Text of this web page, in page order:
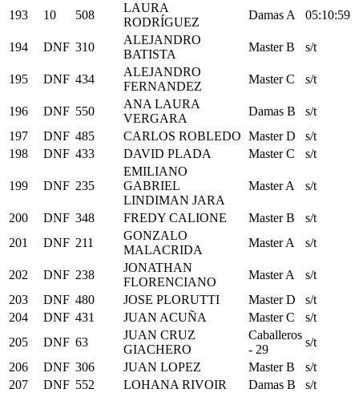
193
10 508
LAURA
RODRÍGUEZ
Damas A 05:10:59
194 DNF 310
ALEJANDRO
BATISTA
Master B s/t
195 DNF 434
ALEJANDRO
FERNANDEZ
Master C s/t
196 DNF 550
ANA LAURA
VERGARA
Damas B
s/t
197
DNF 485 CARLOS ROBLEDO Master D
s/t
198
DNF 433 DAVID PLADA Master C s/t
199 DNF 235
EMILIANO
GABRIEL
LINDIMAN JARA
Master A s/t
200 DNF 348 FREDY CALIONE Master B
s/t
201
DNF 211
GONZALO
MALACRIDA
Master A s/t
202 DNF 238
JONATHAN
FLORENCIANO
Master A
s/t
203
DNF 480 JOSE PLORUTTI Master D
s/t
204
DNF 431 JUAN ACUÑA Master C
s/t
205
DNF 63
JUAN CRUZ
GIACHERO
Caballeros
- 29
s/t
206
DNF 306 JUAN LOPEZ Master B
s/t
207
DNF 552 LOHANA RIVOIR Damas B
s/t